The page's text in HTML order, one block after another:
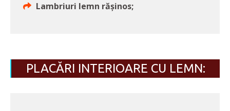
Lambriuri lemn rășinos;
PLACĂRI INTERIOARE CU LEMN: